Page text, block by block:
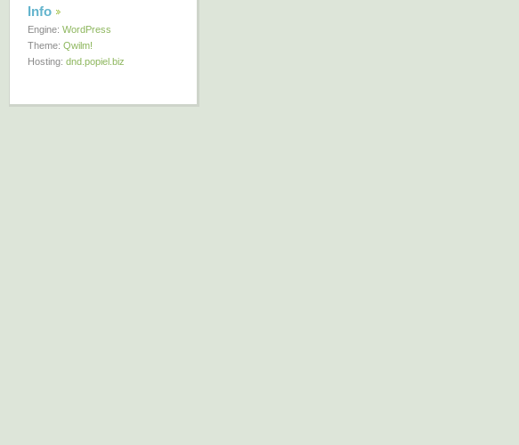
Info
Engine: WordPress
Theme: Qwilm!
Hosting: dnd.popiel.biz